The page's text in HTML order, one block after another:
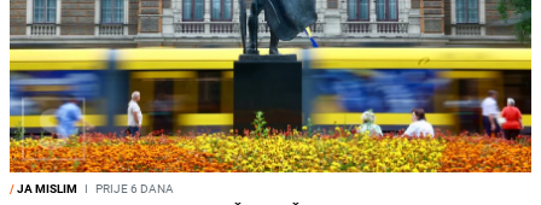
/JA MISLIM I PRIJE 6 DANA